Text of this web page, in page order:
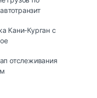
Кани-Курган с
отслеживания